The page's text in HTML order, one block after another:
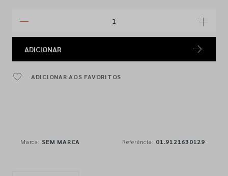
ADICIONAR
ADICIONAR AOS FAVORITOS
Marca: SEM MARCA Referência: 01.9121630129